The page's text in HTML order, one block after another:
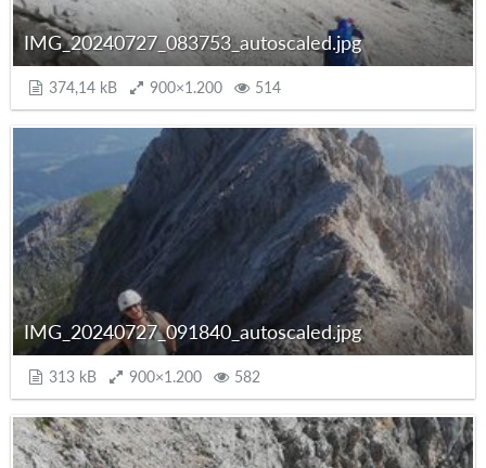
IMG_20240727_083753_autoscaled.jpg
374,14 kB 900×1.200 514
IMG_20240727_091840_autoscaled.jpg
313 kB 900×1.200 582